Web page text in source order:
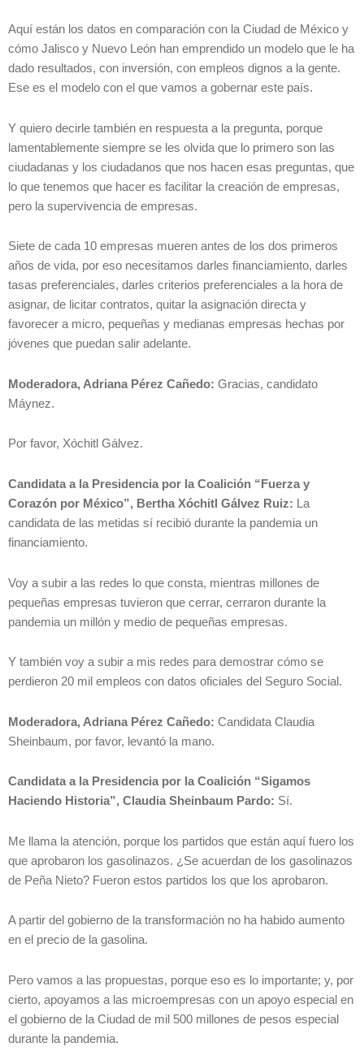
Aquí están los datos en comparación con la Ciudad de México y
cómo Jalisco y Nuevo León han emprendido un modelo que le ha
dado resultados, con inversión, con empleos dignos a la gente.
Ese es el modelo con el que vamos a gobernar este país.
Y quiero decirle también en respuesta a la pregunta, porque
lamentablemente siempre se les olvida que lo primero son las
ciudadanas y los ciudadanos que nos hacen esas preguntas, que
lo que tenemos que hacer es facilitar la creación de empresas,
pero la supervivencia de empresas.
Siete de cada 10 empresas mueren antes de los dos primeros
años de vida, por eso necesitamos darles financiamiento, darles
tasas preferenciales, darles criterios preferenciales a la hora de
asignar, de licitar contratos, quitar la asignación directa y
favorecer a micro, pequeñas y medianas empresas hechas por
jóvenes que puedan salir adelante.
Moderadora, Adriana Pérez Cañedo: Gracias, candidato
Máynez.
Por favor, Xóchitl Gálvez.
Candidata a la Presidencia por la Coalición “Fuerza y
Corazón por México”, Bertha Xóchitl Gálvez Ruiz: La
candidata de las metidas sí recibió durante la pandemia un
financiamiento.
Voy a subir a las redes lo que consta, mientras millones de
pequeñas empresas tuvieron que cerrar, cerraron durante la
pandemia un millón y medio de pequeñas empresas.
Y también voy a subir a mis redes para demostrar cómo se
perdieron 20 mil empleos con datos oficiales del Seguro Social.
Moderadora, Adriana Pérez Cañedo: Candidata Claudia
Sheinbaum, por favor, levantó la mano.
Candidata a la Presidencia por la Coalición “Sigamos
Haciendo Historia”, Claudia Sheinbaum Pardo: Sí.
Me llama la atención, porque los partidos que están aquí fuero los
que aprobaron los gasolinazos. ¿Se acuerdan de los gasolinazos
de Peña Nieto? Fueron estos partidos los que los aprobaron.
A partir del gobierno de la transformación no ha habido aumento
en el precio de la gasolina.
Pero vamos a las propuestas, porque eso es lo importante; y, por
cierto, apoyamos a las microempresas con un apoyo especial en
el gobierno de la Ciudad de mil 500 millones de pesos especial
durante la pandemia.